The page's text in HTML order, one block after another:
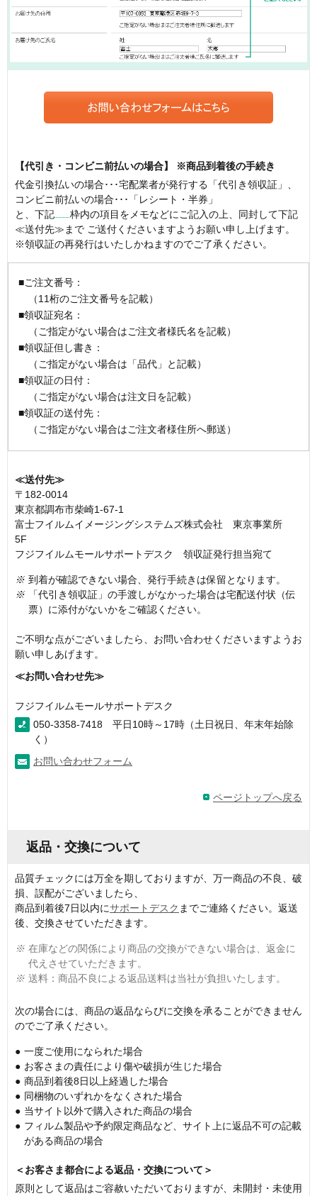
【代引き・コンビニ前払いの場合】 ※商品到着後の手続き
代金引換払いの場合･･･宅配業者が発行する「代引き領収証」、
コンビニ前払いの場合･･･「レシート・半券」
と、下記
枠内の項目をメモなどにご記入の上、同封して下記
≪送付先≫まで ご送付くださいますようお願い申し上げます。
※領収証の再発行はいたしかねますのでご了承ください。
■ご注文番号：
（11桁のご注文番号を記載）
■領収証宛名：
（ご指定がない場合はご注文者様氏名を記載）
■領収証但し書き：
（ご指定がない場合は「品代」と記載）
■領収証の日付：
（ご指定がない場合は注文日を記載）
■領収証の送付先：
（ご指定がない場合はご注文者様住所へ郵送）
≪送付先≫
〒182-0014
東京都調布市柴崎1-67-1
富士フイルムイメージングシステムズ株式会社 東京事業所
5F
フジフイルムモールサポートデスク 領収証発行担当宛て
※ 到着が確認できない場合、発行手続きは保留となります。
※
「代引き領収証」の手渡しがなかった場合は宅配送付状（伝
票）に添付がないかをご確認ください。
ご不明な点がございましたら、お問い合わせくださいますようお
願い申しあげます。
≪お問い合わせ先≫
フジフイルムモールサポートデスク
050-3358-7418 平日10時～17時（土日祝日、年末年始除
く）
お問い合わせフォーム
ページトップへ戻る
返品・交換について
品質チェックには万全を期しておりますが、万一商品の不良、破
損、誤配がございましたら、
商品到着後7日以内にサポートデスク までご連絡ください。返送
後、交換させていただきます。
※ 在庫などの関係により商品の交換ができない場合は、返金に
代えさせていただきます。
※ 送料：商品不良による返品送料は当社が負担いたします。
次の場合には、商品の返品ならびに交換を承ることができません
のでご了承ください。
● 一度ご使用になられた場合
● お客さまの責任により傷や破損が生じた場合
● 商品到着後8日以上経過した場合
● 同梱物のいずれかをなくされた場合
● 当サイト以外で購入された商品の場合
● フィルム製品や予約限定商品など、サイト上に返品不可の記載
がある商品の場合
＜お客さま都合による返品・交換について＞
原則として返品はご容赦いただいておりますが、未開封・未使用